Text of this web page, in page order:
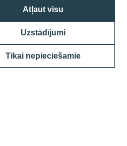
Atļaut visu
Uzstādījumi
Tikai nepieciešamie